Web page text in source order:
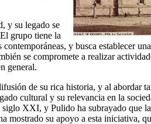
y su legado se
grupo tiene la
y busca establecer
se compromete a realizar
general.
de su rica historia, y al abordar
cultural y su relevancia en la
XXI, y Pulido ha subrayado que
mostrado su apoyo a esta iniciativa,